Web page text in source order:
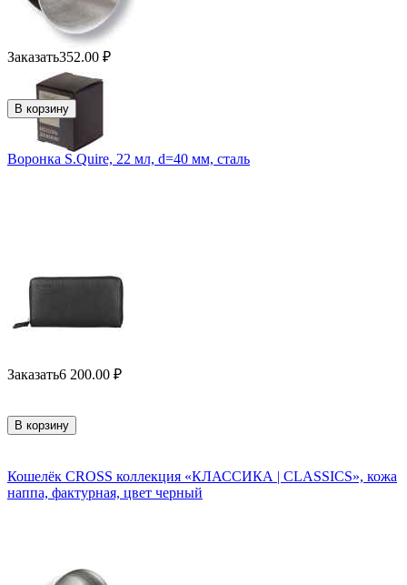
Заказать352.00 ₽
В корзину
Воронка S.Quire, 22 мл, d=40 мм, сталь
Заказать6 200.00 ₽
В корзину
Кошелёк CROSS коллекция «КЛАССИКА | CLASSICS», кожа
наппа, фактурная, цвет черный